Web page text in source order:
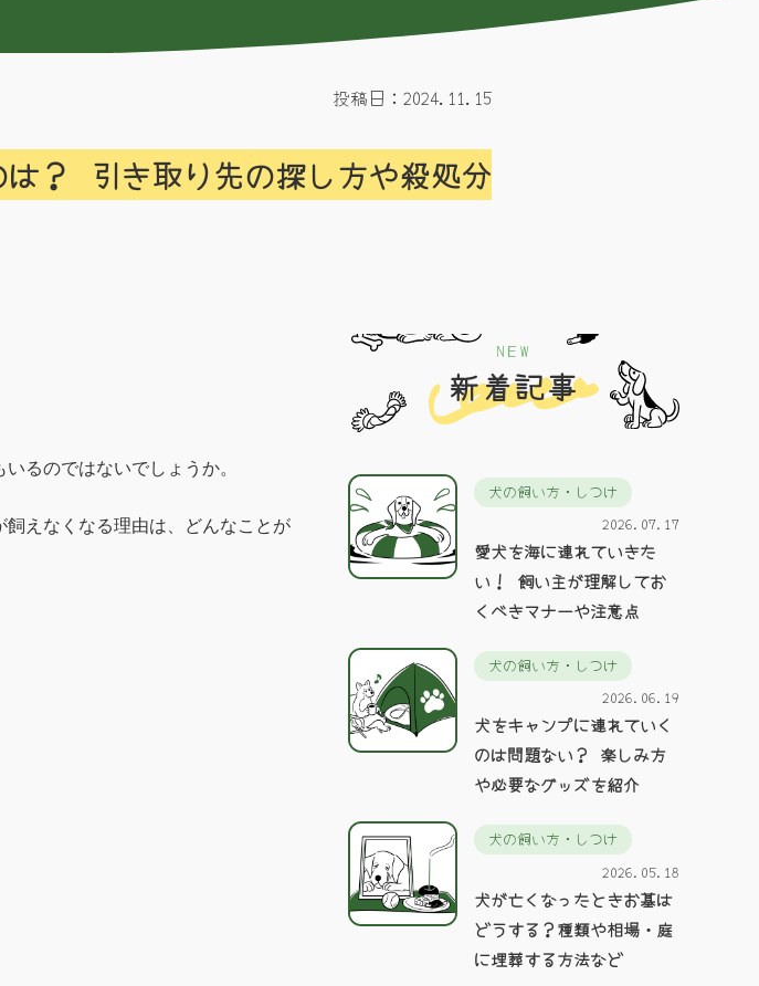
投稿日：2024.11.15
？ 引き取り先の探し方や殺処分
るのではないでしょうか。
えなくなる理由は、どんなことが
NEW
新着記事
犬の飼い方・しつけ
2026.07.17
愛犬を海に連れていきた
い！ 飼い主が理解してお
くべきマナーや注意点
犬の飼い方・しつけ
2026.06.19
犬をキャンプに連れていく
のは問題ない？ 楽しみ方
や必要なグッズを紹介
犬の飼い方・しつけ
2026.05.18
犬が亡くなったときお墓は
どうする？種類や相場・庭
に埋葬する方法など